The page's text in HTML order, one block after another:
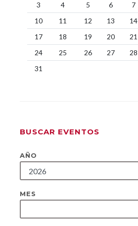
3
4 5 6 7
10
11 12 13 14
17
18 19 20 21
24
25 26 27 28
31
BUSCAR EVENTOS
AÑO
MES